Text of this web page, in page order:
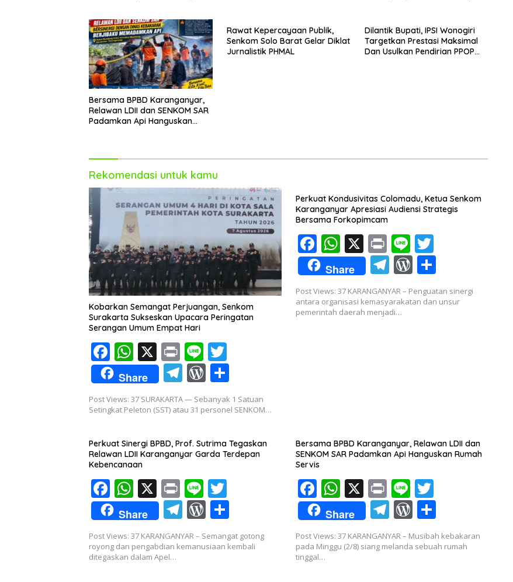
Bersama BPBD Karanganyar,
Relawan LDII dan SENKOM SAR
Padamkan Api Hanguskan
Rawat Kepercayaan Publik,
Senkom Solo Barat Gelar Diklat
Jurnalistik PHMAL
Dilantik Bupati, IPSI Wonogiri
Targetkan Prestasi Maksimal
Dan Usulkan Pendirian PPOP
Rekomendasi untuk kamu
Kobarkan Semangat Perjuangan, Senkom
Surakarta Sukseskan Upacara Peringatan
Serangan Umum Empat Hari
F
ac
e
b
o
k
W
h
at
s
p
p
X Pr
in
t
Li
n
e
w
itt
er
Share T
el
e
a
m
W
or
d
e
h
ar
Post Views: 37 SURAKARTA — Sebanyak 1 Satuan
Setingkat Peleton (SST) atau 31 personel SENKOM…
Perkuat Kondusivitas Colomadu, Ketua Senkom
Karanganyar Apresiasi Audiensi Strategis
Bersama Forkopimcam
F
ac
e
b
o
W
h
at
s
A
X Pr
in
t
Li
n
e
T
w
itt
er
Share T
el
e
gr
W
or
d
S
h
ar
Post Views: 37 KARANGANYAR – Penguatan sinergi
antara organisasi kemasyarakatan dan unsur
pemerintah daerah menjadi…
Perkuat Sinergi BPBD, Prof. Sutrima Tegaskan
Relawan LDII Karanganyar Garda Terdepan
Kebencanaan
F
ac
e
b
o
W
h
at
s
A
X Pr
in
t
Li
n
e
w
itt
er
Share T
el
e
W
or
d
h
ar
Post Views: 37 KARANGANYAR – Semangat gotong
royong dan pengabdian kemanusiaan kembali
ditegaskan dalam Apel…
Bersama BPBD Karanganyar, Relawan LDII dan
SENKOM SAR Padamkan Api Hanguskan Rumah
Servis
F
ac
e
b
o
W
h
at
s
X Pr
in
t
Li
n
e
T
w
itt
er
Share T
el
e
W
or
d
S
h
ar
Post Views: 37 KARANGANYAR – Musibah kebakaran
pada Minggu (2/8) siang melanda sebuah rumah
tinggal…